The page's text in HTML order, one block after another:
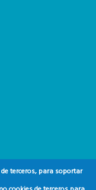
terceros, para soportar